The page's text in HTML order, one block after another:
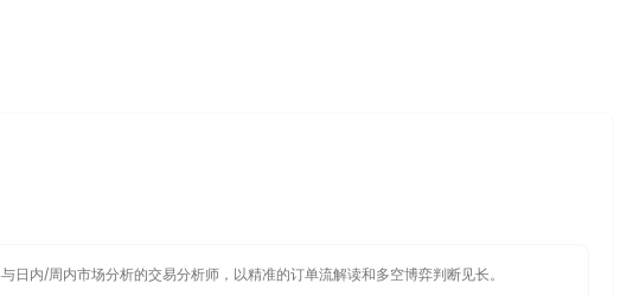
日内/周内市场分析的交易分析师，以精准的订单流解读和多空博弈判断见长。